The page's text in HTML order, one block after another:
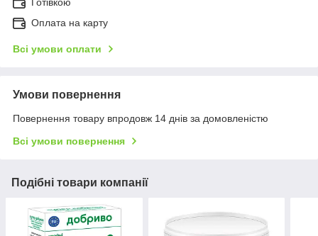
Готівкою
Оплата на карту
Всі умови оплати
Умови повернення
Повернення товару впродовж 14 днів за домовленістю
Всі умови повернення
Подібні товари компанії